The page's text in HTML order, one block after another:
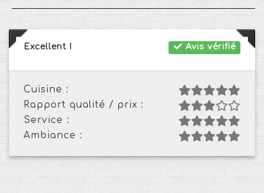
Avis vérifié
Excellent !
Cuisine :
Rapport qualité / prix :
Service :
Ambiance :